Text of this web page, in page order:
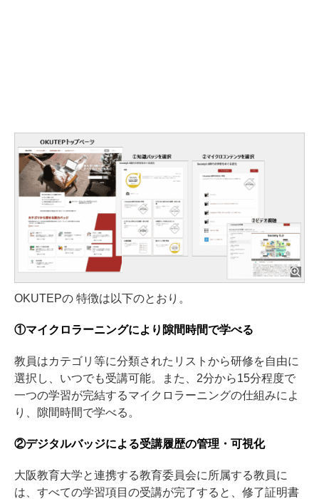
OKUTEPの 特徴は以下のとおり。
①マイクロラーニングにより隙間時間で学べる
教員はカテゴリ等に分類されたリストから研修を自由に
選択し、いつでも受講可能。また、2分から15分程度で
一つの学習が完結するマイクロラーニングの仕組みによ
り、隙間時間で学べる。
②デジタルバッジによる受講履歴の管理・可視化
大阪教育大学と連携する教育委員会に所属する教員に
は、すべての学習項目の受講が完了すると、修了証明書